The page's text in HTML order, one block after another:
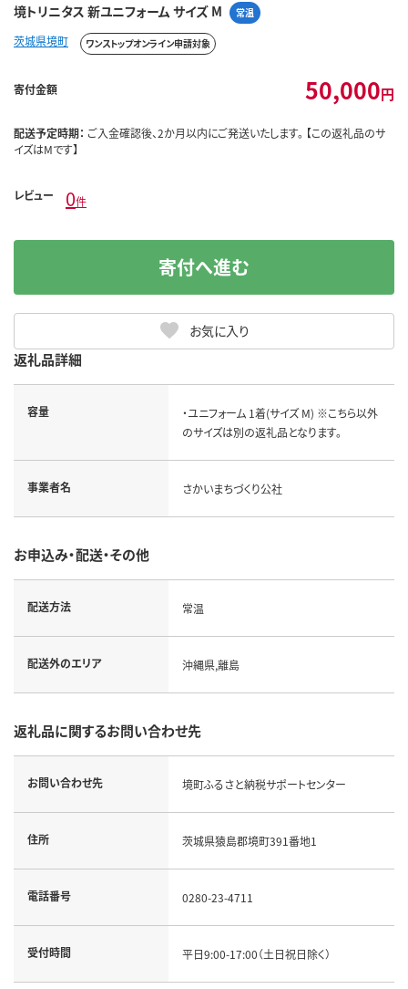
境トリニタス 新ユニフォーム サイズ M 常温
茨城県境町 ワンストップオンライン申請対象
寄付金額 50,000円
配送予定時期： ご入金確認後、2か月以内にご発送いたします。 【この返礼品のサ
イズはMです】
レビュー 0件
お気に入り
寄付へ進む
返礼品詳細
容量
・ユニフォーム 1着(サイズ M) ※こちら以外
のサイズは別の返礼品となります。
事業者名 さかいまちづくり公社
お申込み・配送・その他
配送方法 常温
配送外のエリア 沖縄県,離島
返礼品に関するお問い合わせ先
お問い合わせ先 境町ふるさと納税サポートセンター
住所 茨城県猿島郡境町391番地1
電話番号 0280-23-4711
受付時間 平日9:00-17:00（土日祝日除く）